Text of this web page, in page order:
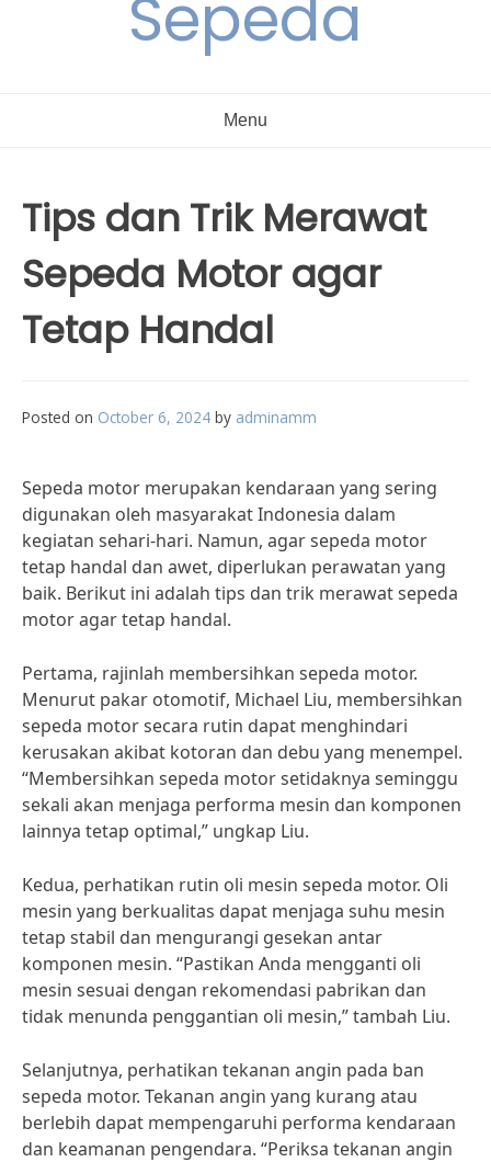
Sepeda
Menu
Tips dan Trik Merawat
Sepeda Motor agar
Tetap Handal
Posted on October 6, 2024 by adminamm
Sepeda motor merupakan kendaraan yang sering
digunakan oleh masyarakat Indonesia dalam
kegiatan sehari-hari. Namun, agar sepeda motor
tetap handal dan awet, diperlukan perawatan yang
baik. Berikut ini adalah tips dan trik merawat sepeda
motor agar tetap handal.
Pertama, rajinlah membersihkan sepeda motor.
Menurut pakar otomotif, Michael Liu, membersihkan
sepeda motor secara rutin dapat menghindari
kerusakan akibat kotoran dan debu yang menempel.
“Membersihkan sepeda motor setidaknya seminggu
sekali akan menjaga performa mesin dan komponen
lainnya tetap optimal,” ungkap Liu.
Kedua, perhatikan rutin oli mesin sepeda motor. Oli
mesin yang berkualitas dapat menjaga suhu mesin
tetap stabil dan mengurangi gesekan antar
komponen mesin. “Pastikan Anda mengganti oli
mesin sesuai dengan rekomendasi pabrikan dan
tidak menunda penggantian oli mesin,” tambah Liu.
Selanjutnya, perhatikan tekanan angin pada ban
sepeda motor. Tekanan angin yang kurang atau
berlebih dapat mempengaruhi performa kendaraan
dan keamanan pengendara. “Periksa tekanan angin